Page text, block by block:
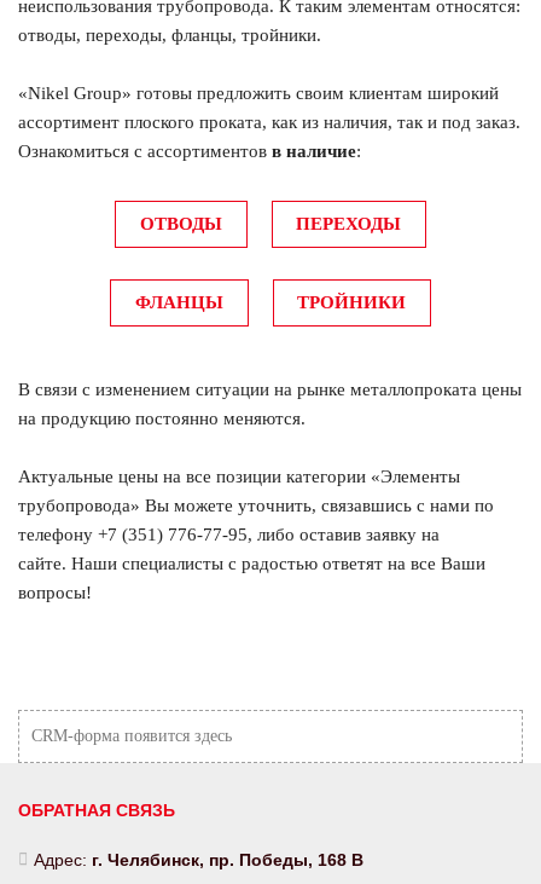
неиспользования трубопровода. К таким элементам относятся:
отводы, переходы, фланцы, тройники.
«Nikel Group» готовы предложить своим клиентам широкий
ассортимент плоского проката, как из наличия, так и под заказ.
Ознакомиться с ассортиментов в наличие:
ОТВОДЫ ПЕРЕХОДЫ
ФЛАНЦЫ ТРОЙНИКИ
В связи с изменением ситуации на рынке металлопроката цены
на продукцию постоянно меняются.
Актуальные цены на все позиции категории «Элементы
трубопровода» Вы можете уточнить, связавшись с нами по
телефону +7 (351) 776-77-95, либо оставив заявку на
сайте. Наши специалисты с радостью ответят на все Ваши
вопросы!
CRM-форма появится здесь
ОБРАТНАЯ СВЯЗЬ
Адрес: г. Челябинск, пр. Победы, 168 В